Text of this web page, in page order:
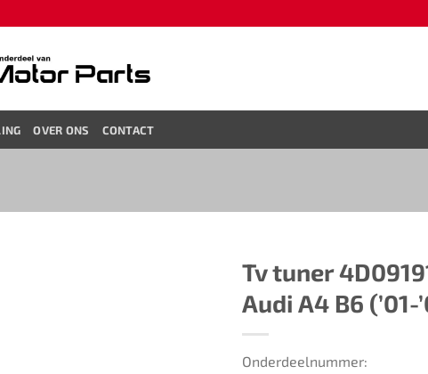
OVER ONS CONTACT
Tv tuner
Audi A4 B6 (’01-
Onderdeelnummer: